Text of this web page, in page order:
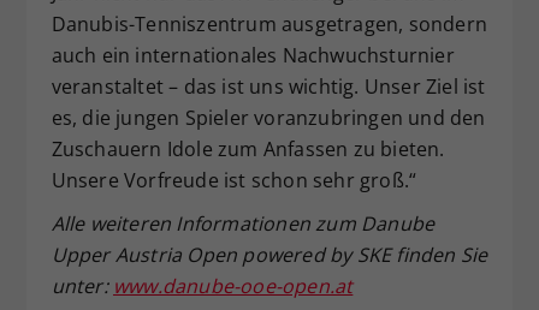
Danubis-Tenniszentrum ausgetragen, sondern
auch ein internationales Nachwuchsturnier
veranstaltet – das ist uns wichtig. Unser Ziel ist
es, die jungen Spieler voranzubringen und den
Zuschauern Idole zum Anfassen zu bieten.
Unsere Vorfreude ist schon sehr groß.“
Alle weiteren Informationen zum Danube
Upper Austria Open powered by SKE finden Sie
unter: www.danube-ooe-open.at